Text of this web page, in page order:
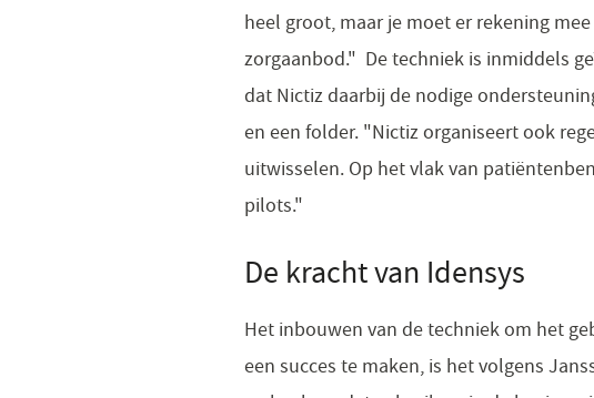
heel groot, maar je moet er rekening
zorgaanbod." De techniek is inmiddels
dat Nictiz daarbij de nodige
en een folder. "Nictiz organiseert ook
uitwisselen. Op het vlak van
pilots."
​De kracht van Idensys
Het inbouwen van de techniek om het
een succes te maken, is het volgens